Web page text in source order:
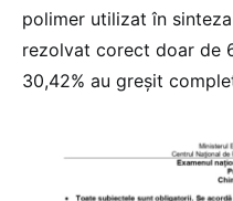
polimer utilizat în
rezolvat corect doar de
30,42% au greșit